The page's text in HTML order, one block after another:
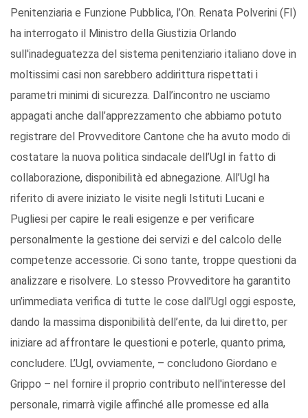
Penitenziaria e Funzione Pubblica, l’On. Renata Polverini (FI)
ha interrogato il Ministro della Giustizia Orlando
sull'inadeguatezza del sistema penitenziario italiano dove in
moltissimi casi non sarebbero addirittura rispettati i
parametri minimi di sicurezza. Dall’incontro ne usciamo
appagati anche dall’apprezzamento che abbiamo potuto
registrare del Provveditore Cantone che ha avuto modo di
costatare la nuova politica sindacale dell’Ugl in fatto di
collaborazione, disponibilità ed abnegazione. All’Ugl ha
riferito di avere iniziato le visite negli Istituti Lucani e
Pugliesi per capire le reali esigenze e per verificare
personalmente la gestione dei servizi e del calcolo delle
competenze accessorie. Ci sono tante, troppe questioni da
analizzare e risolvere. Lo stesso Provveditore ha garantito
un’immediata verifica di tutte le cose dall’Ugl oggi esposte,
dando la massima disponibilità dell’ente, da lui diretto, per
iniziare ad affrontare le questioni e poterle, quanto prima,
concludere. L’Ugl, ovviamente, – concludono Giordano e
Grippo – nel fornire il proprio contributo nell'interesse del
personale, rimarrà vigile affinché alle promesse ed alla